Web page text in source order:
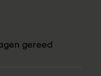
gereed